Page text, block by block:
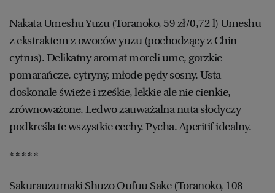
Nakata Umeshu Yuzu (Toranoko, 59 zł/0,72 l) Umeshu
z ekstraktem z owoców yuzu (pochodzący z Chin
cytrus). Delikatny aromat moreli ume, gorzkie
pomarańcze, cytryny, młode pędy sosny. Usta
doskonale świeże i rześkie, lekkie ale nie cienkie,
zrównoważone. Ledwo zauważalna nuta słodyczy
podkreśla te wszystkie cechy. Pycha. Aperitif idealny.
* * * * *
Sakurauzumaki Shuzo Oufuu Sake (Toranoko, 108